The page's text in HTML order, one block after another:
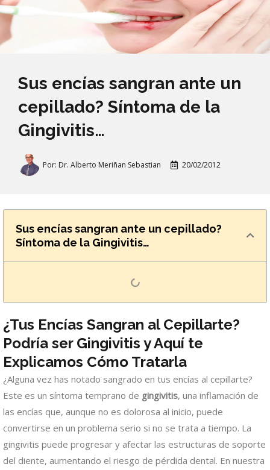
Sus encías sangran ante un
cepillado? Síntoma de la
Gingivitis…
Por: Dr. Alberto Meriñan Sebastian 20/02/2012
Sus encías sangran ante un cepillado?
Síntoma de la Gingivitis…
¿Tus Encías Sangran al Cepillarte?
Podría ser Gingivitis y Aquí te
Explicamos Cómo Tratarla
¿Alguna vez has notado sangrado en tus encías al cepillarte?
Este es un síntoma temprano de gingivitis, una inflamación de
las encías que, aunque no es dolorosa al inicio, puede
convertirse en un problema serio si no se trata a tiempo. La
gingivitis puede progresar y afectar las estructuras de soporte
del diente, aumentando el riesgo de pérdida dental. En nuestra